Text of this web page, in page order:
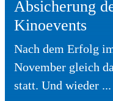
Absicherung
Kinoevents
Nach dem Erfolg
November gleich
statt. Und wieder ...